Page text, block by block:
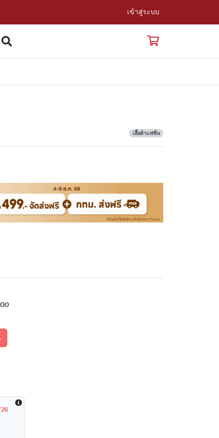
เข้าสู่ระบบ
เสื้อผ้าแฟชั่น